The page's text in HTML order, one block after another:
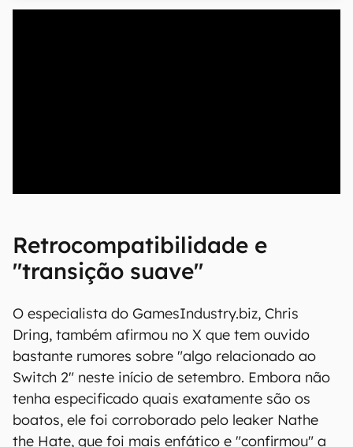
Retrocompatibilidade e
"transição suave"
O especialista do GamesIndustry.biz, Chris
Dring, também afirmou no X que tem ouvido
bastante rumores sobre "algo relacionado ao
Switch 2" neste início de setembro. Embora não
tenha especificado quais exatamente são os
boatos, ele foi corroborado pelo leaker Nathe
the Hate, que foi mais enfático e "confirmou" a